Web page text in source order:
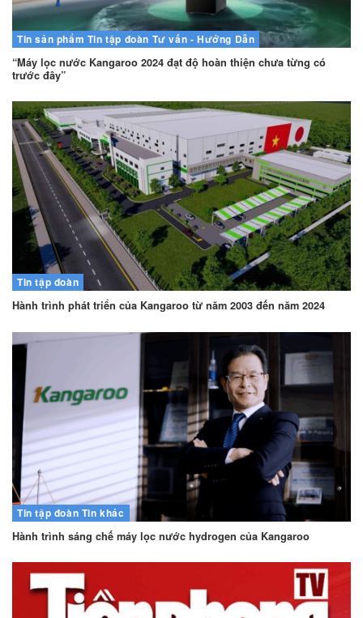
Tin sản phẩm Tin tập đoàn Tư vấn - Hướng Dẫn
“Máy lọc nước Kangaroo 2024 đạt độ hoàn thiện chưa từng có
trước đây”
Tin tập đoàn
Hành trình phát triển của Kangaroo từ năm 2003 đến năm 2024
Tin tập đoàn Tin khác
Hành trình sáng chế máy lọc nước hydrogen của Kangaroo